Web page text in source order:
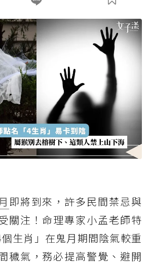
即將到來，許多民間禁忌與
關注！命理專家小孟老師特
生肖」在鬼月期間陰氣較重
穢氣，務必提高警覺、避開